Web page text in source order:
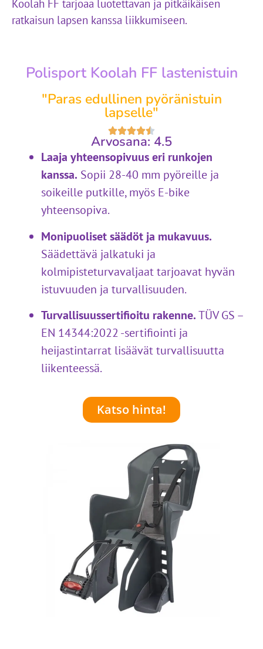
Koolah FF tarjoaa luotettavan ja pitkäikäisen
ratkaisun lapsen kanssa liikkumiseen.
Polisport Koolah FF lastenistuin
"Paras edullinen pyöränistuin
lapselle"
Arvosana: 4.5
Laaja yhteensopivuus eri runkojen
kanssa. Sopii 28-40 mm pyöreille ja
soikeille putkille, myös E-bike
yhteensopiva.
Monipuoliset säädöt ja mukavuus.
Säädettävä jalkatuki ja
kolmipisteturvavaljaat tarjoavat hyvän
istuvuuden ja turvallisuuden.
Turvallisuussertifioitu rakenne.TÜV GS –
EN 14344:2022 -sertifiointi ja
heijastintarrat lisäävät turvallisuutta
liikenteessä.
Katso hinta!